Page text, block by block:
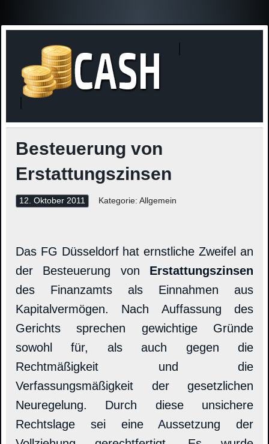
Besteuerung von
Erstattungszinsen
12. Oktober 2011 Kategorie: Allgemein
Das FG Düsseldorf hat ernstliche Zweifel an
der Besteuerung von Erstattungszinsen
des Finanzamts als Einnahmen aus
Kapitalvermögen. Nach Auffassung des
Gerichts sprechen gewichtige Gründe
sowohl für, als auch gegen die
Rechtmäßigkeit und die
Verfassungsmäßigkeit der gesetzlichen
Neuregelung. Durch diese unsichere
Rechtslage sei eine Aussetzung der